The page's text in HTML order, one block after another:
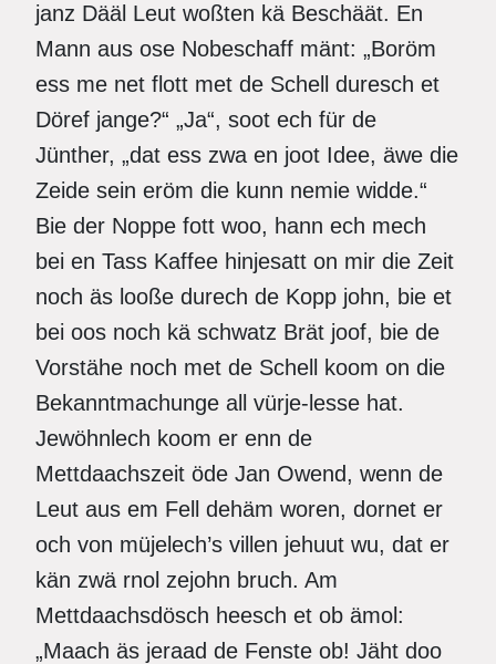
janz Dääl Leut woßten kä Beschäät. En
Mann aus ose Nobeschaff mänt: „Boröm
ess me net flott met de Schell duresch et
Döref jange?“ „Ja“, soot ech für de
Jünther, „dat ess zwa en joot Idee, äwe die
Zeide sein eröm die kunn nemie widde.“
Bie der Noppe fott woo, hann ech mech
bei en Tass Kaffee hinjesatt on mir die Zeit
noch äs looße durech de Kopp john, bie et
bei oos noch kä schwatz Brät joof, bie de
Vorstähe noch met de Schell koom on die
Bekanntmachunge all vürje-lesse hat.
Jewöhnlech koom er enn de
Mettdaachszeit öde Jan Owend, wenn de
Leut aus em Fell dehäm woren, dornet er
och von müjelech’s villen jehuut wu, dat er
kän zwä rnol zejohn bruch. Am
Mettdaachsdösch heesch et ob ämol:
„Maach äs jeraad de Fenste ob! Jäht doo